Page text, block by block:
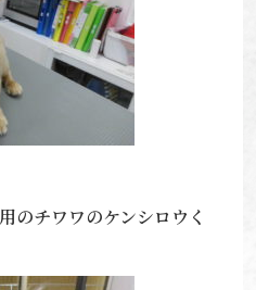
のチワワのケンシロウく